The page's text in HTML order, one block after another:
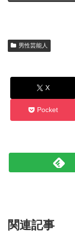
男性芸能人
X
Pocket
関連記事